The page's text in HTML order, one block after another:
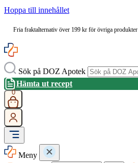
Hoppa till innehållet
Fria fraktalternativ över 199 kr för övriga produkter
Sök på DOZ Apotek
Hämta ut recept
0
Meny